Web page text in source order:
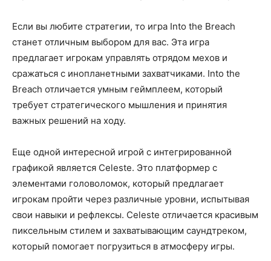
Если вы любите стратегии, то игра Into the Breach
станет отличным выбором для вас. Эта игра
предлагает игрокам управлять отрядом мехов и
сражаться с инопланетными захватчиками. Into the
Breach отличается умным геймплеем, который
требует стратегического мышления и принятия
важных решений на ходу.
Еще одной интересной игрой с интегрированной
графикой является Celeste. Это платформер с
элементами головоломок, который предлагает
игрокам пройти через различные уровни, испытывая
свои навыки и рефлексы. Celeste отличается красивым
пиксельным стилем и захватывающим саундтреком,
который помогает погрузиться в атмосферу игры.